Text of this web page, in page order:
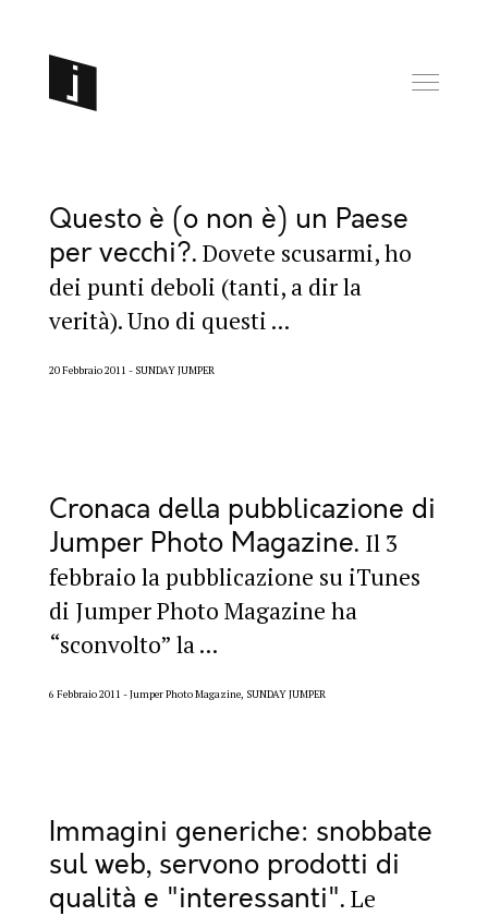
Questo è (o non è) un Paese
per vecchi? Dovete scusarmi, ho
dei punti deboli (tanti, a dir la
verità). Uno di questi ...
20 Febbraio 2011 SUNDAY JUMPER
Cronaca della pubblicazione di
Jumper Photo Magazine Il 3
febbraio la pubblicazione su iTunes
di Jumper Photo Magazine ha
“sconvolto” la ...
6 Febbraio 2011 Jumper Photo Magazine, SUNDAY JUMPER
Immagini generiche: snobbate
sul web, servono prodotti di
qualità e "interessanti" Le